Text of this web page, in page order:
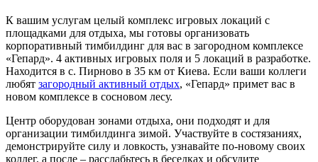
К вашим услугам целый комплекс игровых локаций с
площадками для отдыха, мы готовы организовать
корпоративный тимбилдинг для вас в загородном комплексе
«Гепард». 4 активных игровых поля и 5 локаций в разработке.
Находится в с. Пирново в 35 км от Киева. Если ваши коллеги
любят загородный активный отдых, «Гепард» примет вас в
новом комплексе в сосновом лесу.
Центр оборудован зонами отдыха, они подходят и для
организации тимбилдинга зимой. Участвуйте в состязаниях,
демонстрируйте силу и ловкость, узнавайте по-новому своих
коллег, а после – расслабьтесь в беседках и обсудите